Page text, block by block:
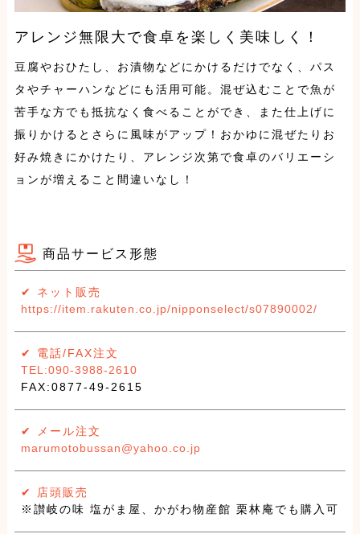
アレンジ無限大で食卓を楽しく美味しく！
豆腐やおひたし、お漬物などにかけるだけでなく、パス
タやチャーハンなどにも活用可能。混ぜ込むことで魚が
苦手な方でも抵抗なく食べることができ、また仕上げに
振りかけるとさらに風味がアップ！おかゆに混ぜたりお
好み焼きにかけたり、アレンジ次第で食卓のバリエーシ
ョンが増えること間違いなし！
商品サービス形態
✔︎ ネット販売
https://item.rakuten.co.jp/nipponselect/s07890002/
✔︎ 電話/FAX注文
TEL:090-3988-2610
FAX:0877-49-2615
✔︎ メール注文
marumotobussan@yahoo.co.jp
✔︎ 店頭販売
※讃岐の味 塩がま屋、かがわ物産館 栗林庵でも購入可